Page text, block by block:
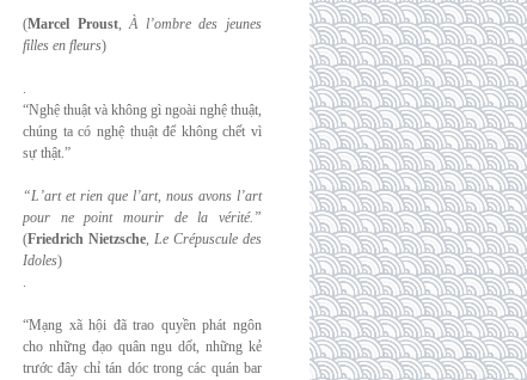
(Marcel Proust,À l’ombre des jeunes
filles en fleurs)
.
“Nghệ thuật và không gì ngoài nghệ thuật,
chúng ta có nghệ thuật để không chết vì
sự thật.”
“L’art et rien que l’art, nous avons l’art
pour ne point mourir de la vérité.”
(Friedrich Nietzsche, Le Crépuscule des
Idoles)
.
“Mạng xã hội đã trao quyền phát ngôn
cho những đạo quân ngu dốt, những kẻ
trước đây chỉ tán dóc trong các quán bar